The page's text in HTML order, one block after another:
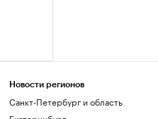
Новости регионов
Санкт-Петербург и область